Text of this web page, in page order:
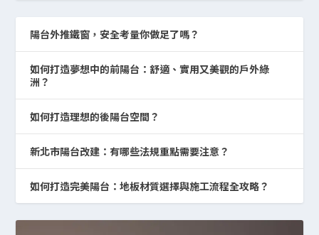
陽台外推鐵窗，安全考量你做足了嗎？
如何打造夢想中的前陽台：舒適、實用又美觀的戶外綠
洲？
如何打造理想的後陽台空間？
新北市陽台改建：有哪些法規重點需要注意？
如何打造完美陽台：地板材質選擇與施工流程全攻略？